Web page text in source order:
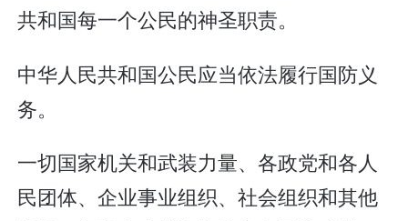
共和国每一个公民的神圣职责。
中华人民共和国公民应当依法履行国防义
务。
一切国家机关和武装力量、各政党和各人
民团体、企业事业组织、社会组织和其他